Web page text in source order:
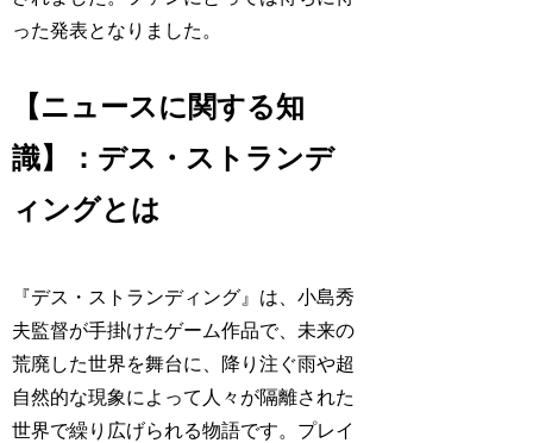
った発表となりました。
【ニュースに関する知
識】：デス・ストランデ
ィングとは
『デス・ストランディング』は、小島秀
夫監督が手掛けたゲーム作品で、未来の
荒廃した世界を舞台に、降り注ぐ雨や超
自然的な現象によって人々が隔離された
世界で繰り広げられる物語です。プレイ